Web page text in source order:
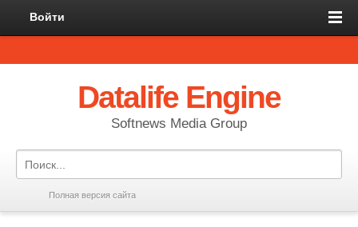
Войти
Datalife Engine
Softnews Media Group
Полная версия сайта